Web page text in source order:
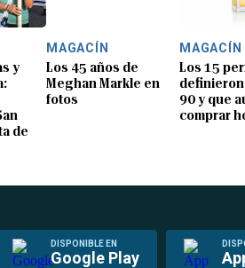
y
de
MAGACÍN
Los 45 años de
Meghan Markle en
fotos
MAGACÍN
Los 15
90 y que
comprar
DISPONIBLE EN
Google Play